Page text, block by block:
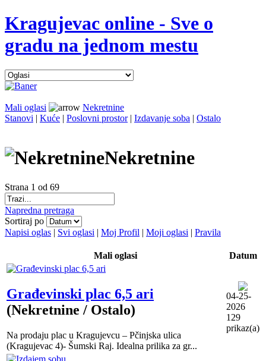
Kragujevac online - Sve o
gradu na jednom mestu
Mali oglasi
Nekretnine
Stanovi | Kuće | Poslovni prostor| Izdavanje soba | Ostalo
Nekretnine
Strana 1 od 69
Napredna pretraga
Sortiraj po
Napisi oglas | Svi oglasi | Moj Profil | Moji oglasi | Pravila
Mali oglasi Datum
Građevinski plac 6,5 ari
(Nekretnine / Ostalo)
Na prodaju plac u Kragujevcu – Pčinjska ulica
(Kragujevac 4)- Šumski Raj. Idealna prilika za gr...
04-25-
2026
129
prikaz(a)